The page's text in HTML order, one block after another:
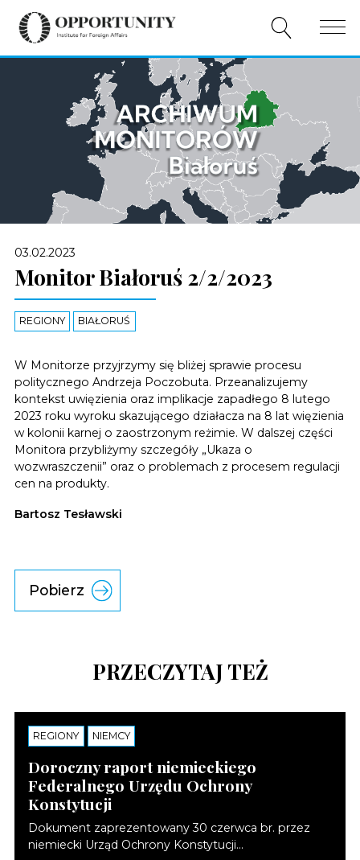
PUBLIKACJE
WYDARZENIA
WSPÓŁPRACA
PL
03.02.2023
Monitor Białoruś 2/2/2023
REGIONY BIAŁORUŚ
W Monitorze przyjrzymy się bliżej sprawie procesu
politycznego Andrzeja Poczobuta. Przeanalizujemy
kontekst uwięzienia oraz implikacje zapadłego 8 lutego
2023 roku wyroku skazującego działacza na 8 lat więzienia
w kolonii karnej o zaostrzonym reżimie. W dalszej części
Monitora przybliżymy szczegóły „Ukaza o
wozwraszczenii” oraz o problemach z procesem regulacji
cen na produkty.
Bartosz Tesławski
Pobierz
PRZECZYTAJ TEŻ
REGIONY NIEMCY
NOTATKI
Doroczny raport niemieckiego
Federalnego Urzędu Ochrony
Konstytucji
Dokument zaprezentowany 30 czerwca br. przez
niemiecki Urząd Ochrony Konstytucji...